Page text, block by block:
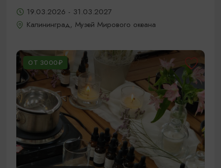
19.03.2026 - 31.03.2027
Калининград, Музей Мирового океана
ОТ 3000₽